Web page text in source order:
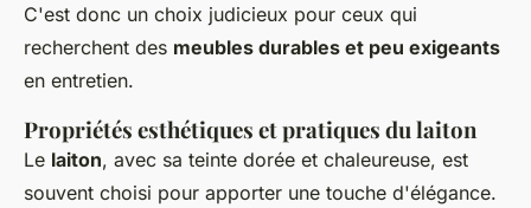
C'est donc un choix judicieux pour ceux qui
recherchent des meubles durables et peu exigeants
en entretien.
Propriétés esthétiques et pratiques du laiton
Le laiton, avec sa teinte dorée et chaleureuse, est
souvent choisi pour apporter une touche d'élégance.